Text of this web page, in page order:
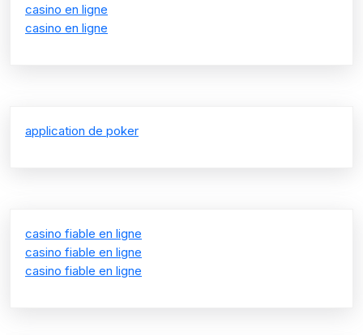
casino en ligne
casino en ligne
application de poker
casino fiable en ligne
casino fiable en ligne
casino fiable en ligne